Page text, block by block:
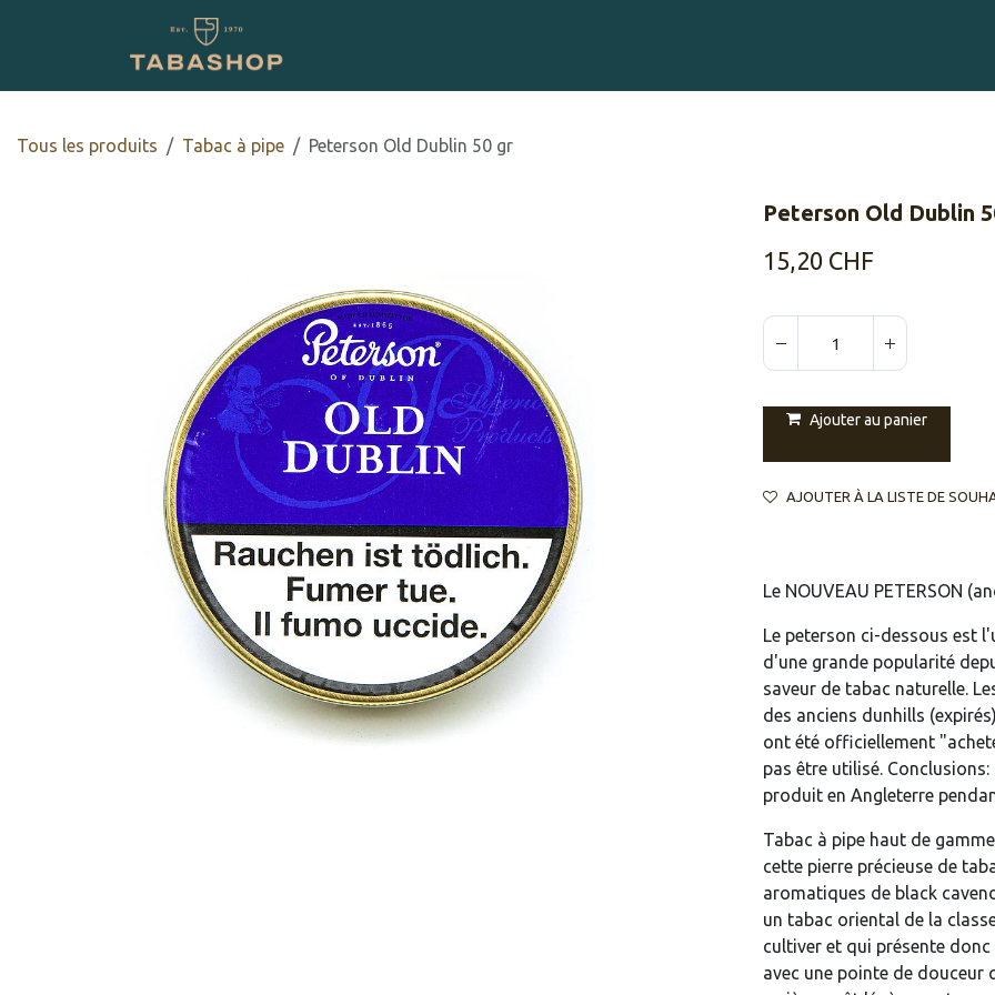
Tous les produits Tabac à pipe Peterson Old Dublin 50 gr
Peterson Old Dublin
15,20 CHF
Ajouter au panier
AJOUTER À LA LISTE DE
Le NOUVEAU PETERSON
Le peterson ci-dessous est
d'une grande popularité
saveur de tabac naturelle.
des anciens dunhills
ont été officiellement
pas être utilisé.
produit en Angleterre
Tabac à pipe haut de
cette pierre précieuse de
aromatiques de black
un tabac oriental de la
cultiver et qui présente
avec une pointe de douceur